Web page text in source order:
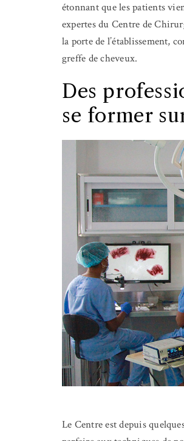
étonnant que les patients
expertes du Centre de
la porte de l’établissement,
greffe de cheveux.
Des
se former
Le Centre est depuis